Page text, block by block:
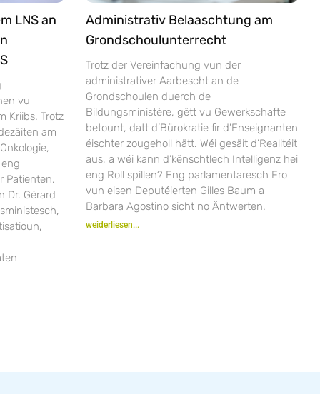
LNS an
vu
Kriibs. Trotz
am
Patienten.
Dr. Gérard
Administrativ Belaaschtung am
Grondschoulunterrecht
Trotz der Vereinfachung vun der
administrativer Aarbescht an de
Grondschoulen duerch de
Bildungsministère, gëtt vu Gewerkschafte
betount, datt d’Bürokratie fir d’Enseignanten
éischter zougeholl hätt. Wéi gesäit d’Realitéit
aus, a wéi kann d’kënschtlech Intelligenz hei
eng Roll spillen? Eng parlamentaresch Fro
vun eisen Deputéierten Gilles Baum a
Barbara Agostino sicht no Äntwerten.
weiderliesen...